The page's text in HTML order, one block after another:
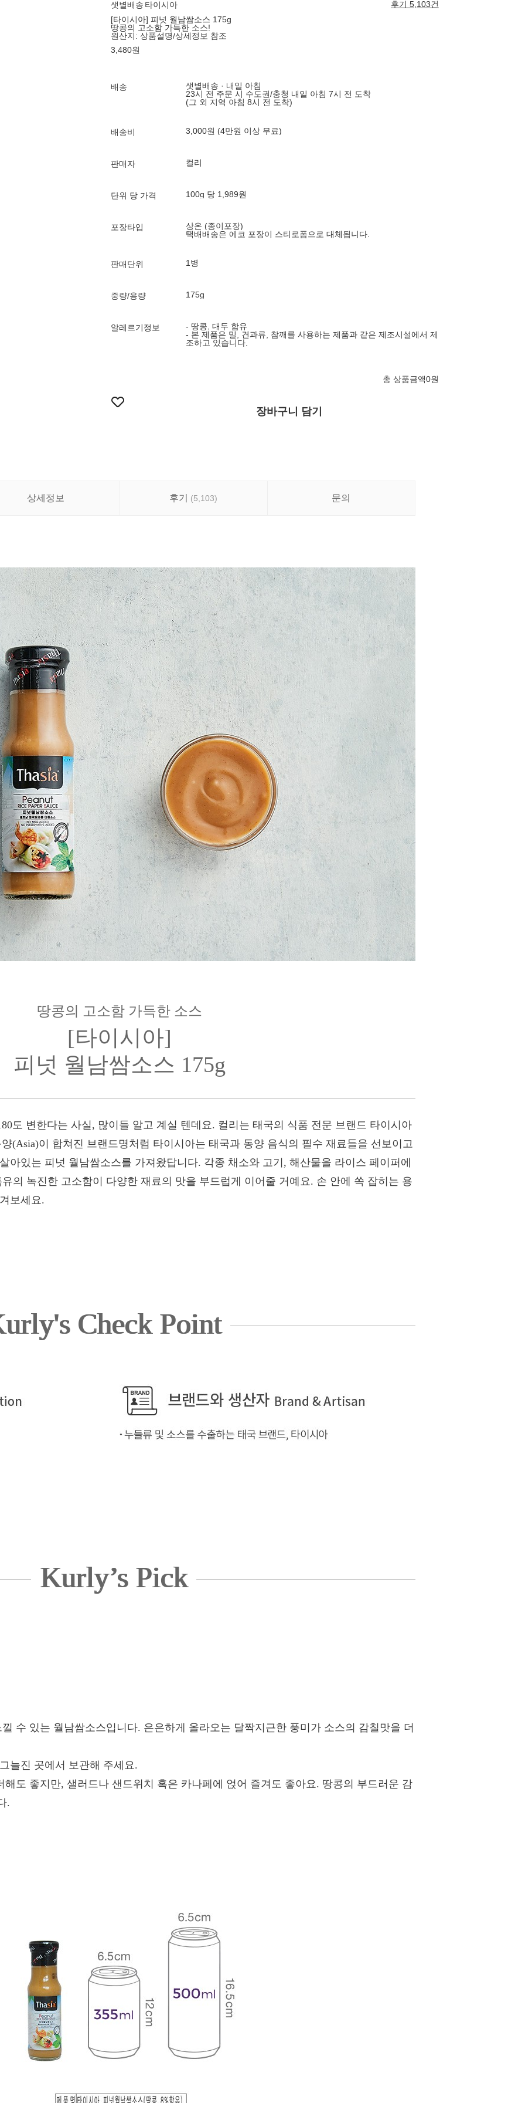
샛별배송 타이시아
후기 5,103건
[타이시아] 피넛 월남쌈소스 175g
땅콩의 고소함 가득한 소스!
원산지: 상품설명/상세정보 참조
3,480원
배송
샛별배송 · 내일 아침
23시 전 주문 시 수도권/충청 내일 아침 7시 전 도착
(그 외 지역 아침 8시 전 도착)
배송비 3,000원 (4만원 이상 무료)
판매자 컬리
단위 당 가격 100g 당 1,989원
포장타입
상온 (종이포장)
택배배송은 에코 포장이 스티로폼으로 대체됩니다.
판매단위 1병
중량/용량 175g
알레르기정보
- 땅콩, 대두 함유
- 본 제품은 밀, 견과류, 참깨를 사용하는 제품과 같은 제조시설에서 제
조하고 있습니다.
총 상품금액0원
장바구니 담기
상세정보 후기 (5,103) 문의
땅콩의 고소함 가득한 소스
[타이시아]
피넛 월남쌈소스 175g
도 변한다는 사실, 많이들 알고 계실 텐데요. 컬리는 태국의 식품 전문 브랜드 타이시아
(Asia)이 합쳐진 브랜드명처럼 타이시아는 태국과 동양 음식의 필수 재료들을 선보이고
아있는 피넛 월남쌈소스를 가져왔답니다. 각종 채소와 고기, 해산물을 라이스 페이퍼에
의 녹진한 고소함이 다양한 재료의 맛을 부드럽게 이어줄 거예요. 손 안에 쏙 잡히는 용
보세요.
Check Point
Kurly’s Pick
수 있는 월남쌈소스입니다. 은은하게 올라오는 달짝지근한 풍미가 소스의 감칠맛을 더
늘진 곳에서 보관해 주세요.
도 좋지만, 샐러드나 샌드위치 혹은 카나페에 얹어 즐겨도 좋아요. 땅콩의 부드러운 감
.